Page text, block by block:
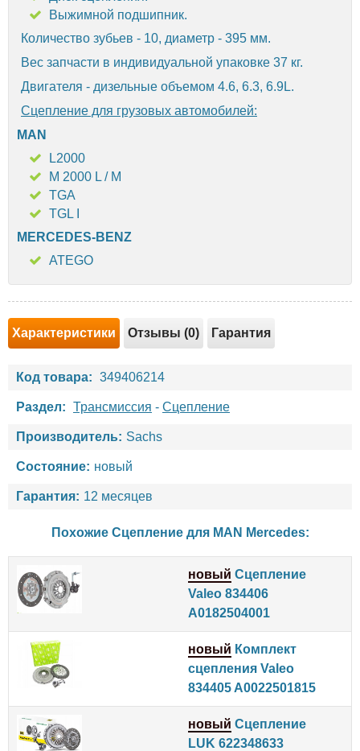
Выжимной подшипник.
Количество зубьев - 10, диаметр - 395 мм.
Вес запчасти в индивидуальной упаковке 37 кг.
Двигателя - дизельные объемом 4.6, 6.3, 6.9L.
Сцепление для грузовых автомобилей:
MAN
L2000
M 2000 L / M
TGA
TGL I
MERCEDES-BENZ
ATEGO
Характеристики Отзывы (0) Гарантия
Код товара: 349406214
Раздел: Трансмиссия - Сцепление
Производитель: Sachs
Состояние: новый
Гарантия: 12 месяцев
Похожие Сцепление для MAN Mercedes:
новый Сцепление
Valeo 834406
A0182504001
новый Комплект
сцепления Valeo
834405 A0022501815
новый Сцепление
LUK 622348633